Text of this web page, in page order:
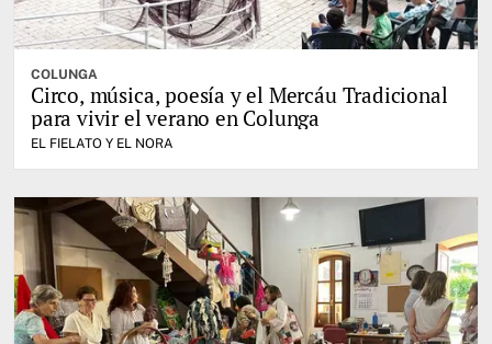
COLUNGA
Circo, música, poesía y el Mercáu Tradicional
para vivir el verano en Colunga
EL FIELATO Y EL NORA